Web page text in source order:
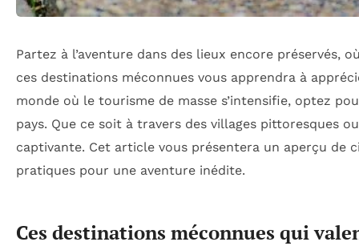
Partez à l’aventure dans des lieux encore préservés,
ces destinations méconnues vous apprendra à
monde où le tourisme de masse s’intensifie, optez
pays. Que ce soit à travers des villages pittoresques
captivante. Cet article vous présentera un aperçu de
pratiques pour une aventure inédite.
Ces destinations méconnues qui